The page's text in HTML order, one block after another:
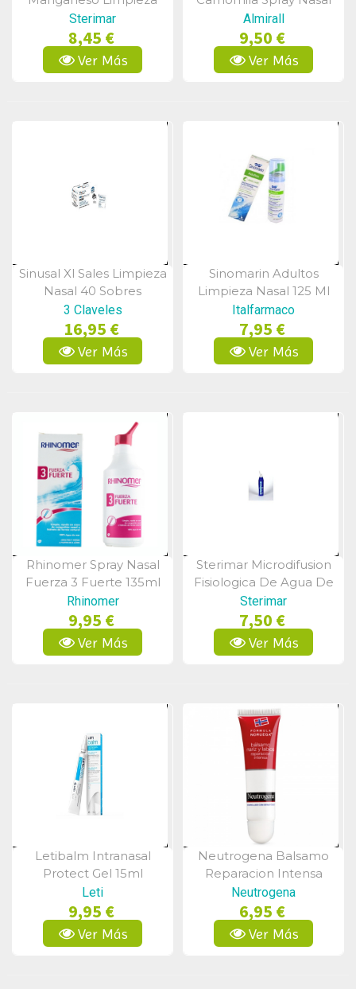
Nasal Solución 100 Ml
Sterimar
8,45 €
Ver Más
125ml
Almirall
9,50 €
Ver Más
Vista Rápida
Sinusal Xl Sales Limpieza
Nasal 40 Sobres
3 Claveles
16,95 €
Ver Más
Vista Rápida
Sinomarin Adultos
Limpieza Nasal 125 Ml
Italfarmaco
7,95 €
Ver Más
Vista Rápida
Rhinomer Spray Nasal
Fuerza 3 Fuerte 135ml
Rhinomer
9,95 €
Ver Más
Vista Rápida
Sterimar Microdifusion
Fisiologica De Agua De
Mar 100 Ml
Sterimar
7,50 €
Ver Más
Vista Rápida
Letibalm Intranasal
Protect Gel 15ml
Leti
9,95 €
Ver Más
Vista Rápida
Neutrogena Balsamo
Reparacion Intensa
Nariz Y Labios 15 Ml
Neutrogena
6,95 €
Ver Más